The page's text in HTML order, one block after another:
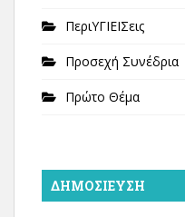
ΠεριΥΓΙΕΙΣεις
Προσεχή Συνέδρια
Πρώτο Θέμα
ΔΗΜΟΣΊΕΥΣΗ